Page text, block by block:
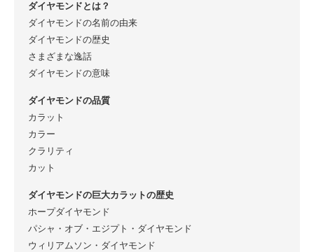
ダイヤモンドとは？
ダイヤモンドの名前の由来
ダイヤモンドの歴史
さまざまな逸話
ダイヤモンドの意味
ダイヤモンドの品質
カラット
カラー
クラリティ
カット
ダイヤモンドの巨大カラットの歴史
ホープダイヤモンド
パシャ・オブ・エジプト・ダイヤモンド
ウィリアムソン・ダイヤモンド